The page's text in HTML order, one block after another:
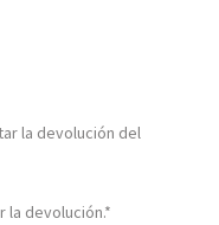
la devolución del
la devolución.*